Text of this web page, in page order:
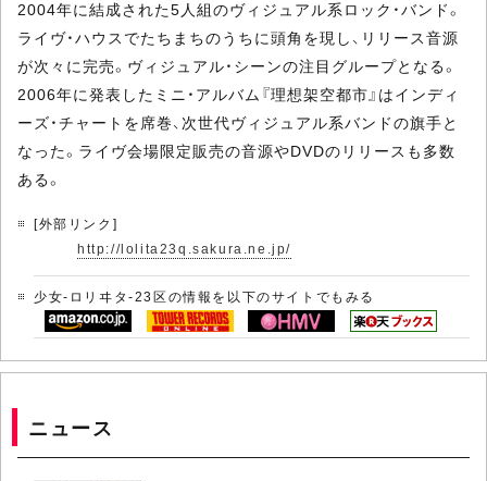
2004年に結成された5人組のヴィジュアル系ロック・バンド。
ライヴ・ハウスでたちまちのうちに頭角を現し、リリース音源
が次々に完売。ヴィジュアル・シーンの注目グループとなる。
2006年に発表したミニ・アルバム『理想架空都市』はインディ
ーズ・チャートを席巻、次世代ヴィジュアル系バンドの旗手と
なった。ライヴ会場限定販売の音源やDVDのリリースも多数
ある。
[外部リンク]
http://lolita23q.sakura.ne.jp/
少女-ロリヰタ-23区の情報を以下のサイトでもみる
ニュース